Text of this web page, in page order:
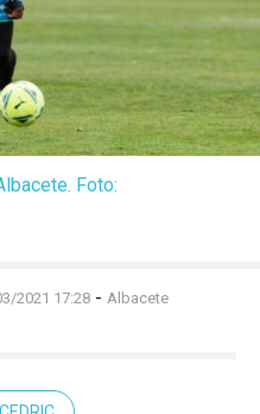
Foto:
2021 17:28 - Albacete